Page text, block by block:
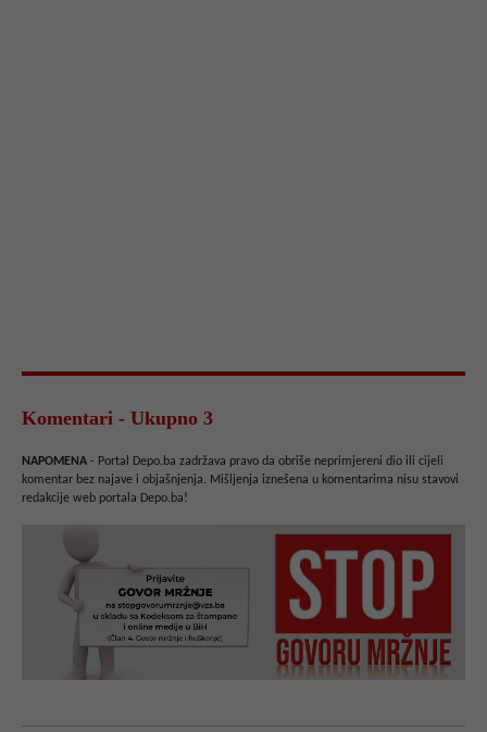
Komentari - Ukupno 3
NAPOMENA - Portal Depo.ba zadržava pravo da obriše neprimjereni dio ili cijeli
komentar bez najave i objašnjenja. Mišljenja iznešena u komentarima nisu stavovi
redakcije web portala Depo.ba!